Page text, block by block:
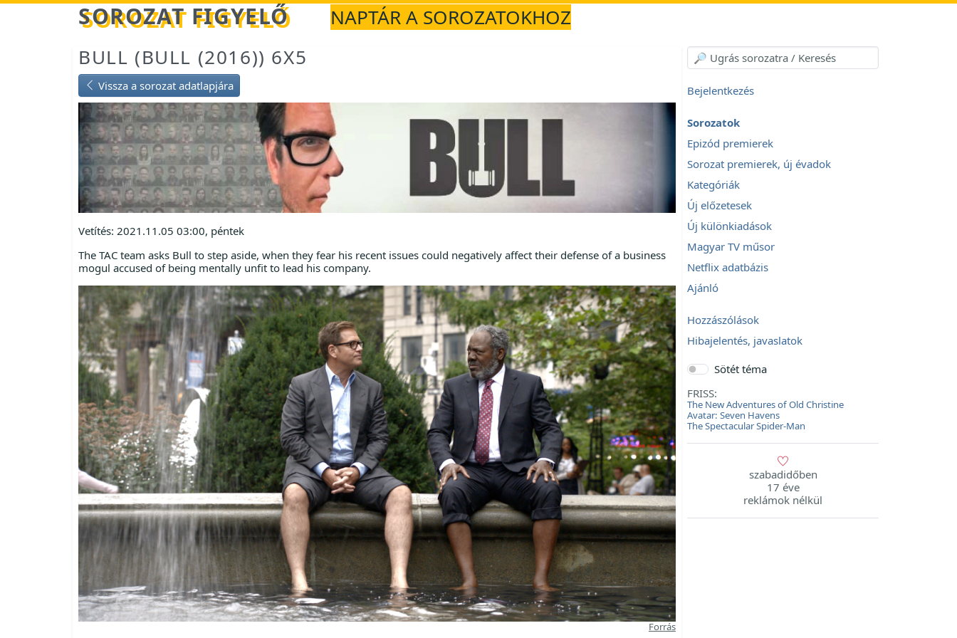
Betöltés... SOROZAT FIGYELŐ
NAPTÁR A SOROZATOKHOZ
BULL (BULL (2016)) 6X5
Vissza a sorozat adatlapjára
Vetítés: 2021.11.05 03:00, péntek
The TAC team asks Bull to step aside, when they fear his recent issues could negatively affect their defense of a business
mogul accused of being mentally unfit to lead his company.
Forrás
Bejelentkezés
Sorozatok
Epizód premierek
Sorozat premierek, új évadok
Kategóriák
Új előzetesek
Új különkiadások
Magyar TV műsor
Netflix adatbázis
Ajánló
Hozzászólások
Hibajelentés, javaslatok
Sötét téma
FRISS:
The New Adventures of Old Christine
Avatar: Seven Havens
The Spectacular Spider-Man
szabadidőben
17 éve
reklámok nélkül